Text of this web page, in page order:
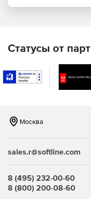
обеспечивая глубокий
управления проектом,
решений и других
пользователям легко
Данная функция
достаточно просто
папку.
Статусы от
Москва
sales.r@softline.com
8 (495) 232-00-60
8 (800) 200-08-60